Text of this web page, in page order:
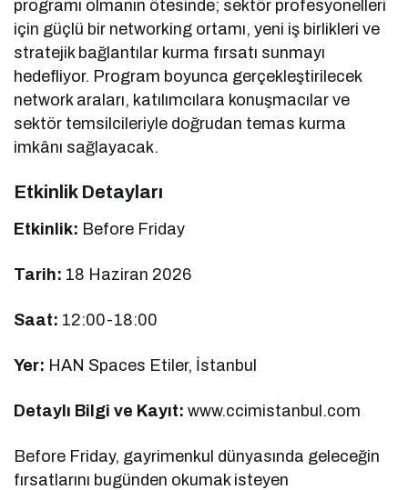
programı olmanın ötesinde; sektör profesyonelleri
için güçlü bir networking ortamı, yeni iş birlikleri ve
stratejik bağlantılar kurma fırsatı sunmayı
hedefliyor. Program boyunca gerçekleştirilecek
network araları, katılımcılara konuşmacılar ve
sektör temsilcileriyle doğrudan temas kurma
imkânı sağlayacak.
Etkinlik Detayları
Etkinlik: Before Friday
Tarih: 18 Haziran 2026
Saat: 12:00-18:00
Yer: HAN Spaces Etiler, İstanbul
Detaylı Bilgi ve Kayıt:www.ccimistanbul.com
Before Friday, gayrimenkul dünyasında geleceğin
fırsatlarını bugünden okumak isteyen